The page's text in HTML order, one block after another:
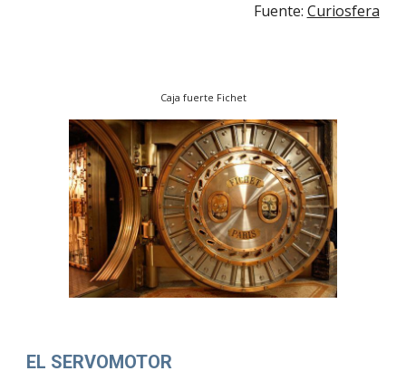
Fuente: Curiosfera
Caja fuerte Fichet
EL SERVOMOTOR